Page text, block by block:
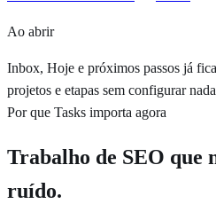
Ao abrir
Inbox, Hoje e próximos passos já
projetos e etapas sem configurar
Por que Tasks importa agora
Trabalho de SEO
ruído.